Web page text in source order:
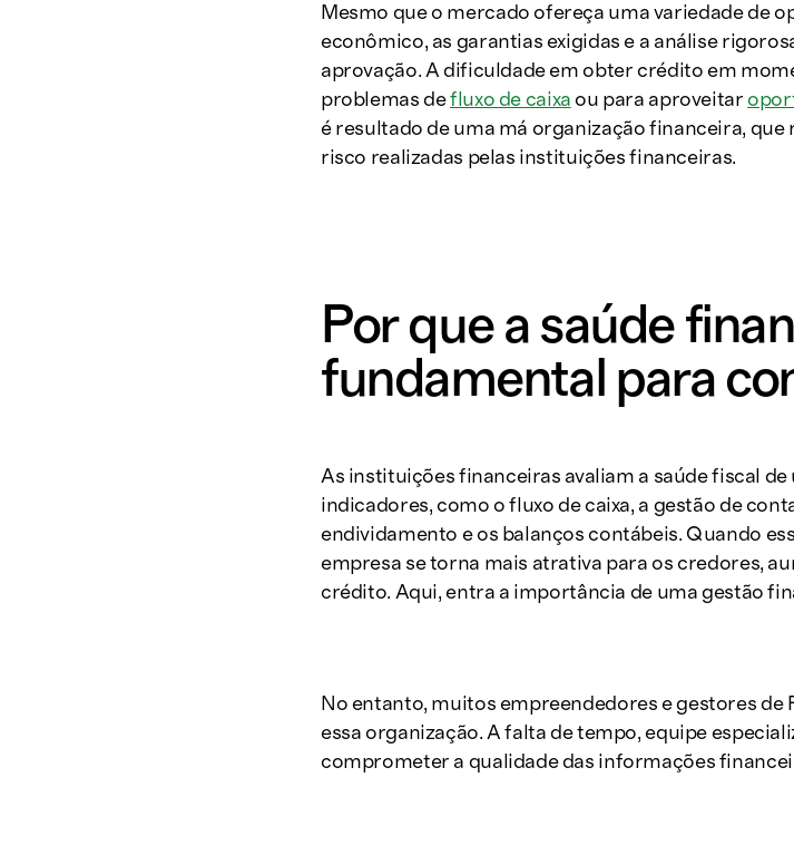
Mesmo que o mercado ofereça uma variedade de
econômico, as garantias exigidas e a análise
aprovação. A dificuldade em obter crédito em
problemas defluxo de caixa ou para aproveitar
é resultado de uma má organização financeira,
risco realizadas pelas instituições financeiras.
Por que a saúde
fundamental para
As instituições financeiras avaliam a saúde fiscal
indicadores, como o fluxo de caixa, a gestão de
endividamento e os balanços contábeis. Quando
empresa se torna mais atrativa para os credores,
crédito. Aqui, entra a importância de uma gestão
No entanto, muitos empreendedores e gestores
essa organização. A falta de tempo, equipe
comprometer a qualidade das informações